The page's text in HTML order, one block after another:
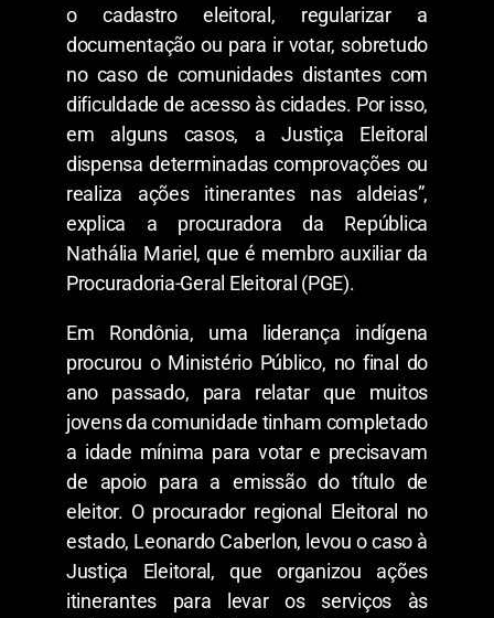
o cadastro eleitoral, regularizar a
documentação ou para ir votar, sobretudo
no caso de comunidades distantes com
dificuldade de acesso às cidades. Por isso,
em alguns casos, a Justiça Eleitoral
dispensa determinadas comprovações ou
realiza ações itinerantes nas aldeias”,
explica a procuradora da República
Nathália Mariel, que é membro auxiliar da
Procuradoria-Geral Eleitoral (PGE).
Em Rondônia, uma liderança indígena
procurou o Ministério Público, no final do
ano passado, para relatar que muitos
jovens da comunidade tinham completado
a idade mínima para votar e precisavam
de apoio para a emissão do título de
eleitor. O procurador regional Eleitoral no
estado, Leonardo Caberlon, levou o caso à
Justiça Eleitoral, que organizou ações
itinerantes para levar os serviços às